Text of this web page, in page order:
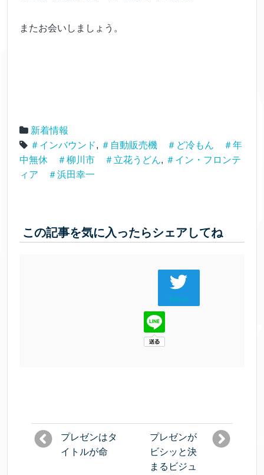
またお会いしましょう。
新着情報
＃インバウンド, ＃自動販売機 ＃ど冷もん ＃年
中無休 ＃柳川市 ＃立花うどん, ＃イン・フロンテ
ィア ＃浜田幸一
この記事を気に入ったらシェアしてね
Tweet
プレゼンはタ
イトルが命
プレゼンが
ビシッと決
まるビジュ